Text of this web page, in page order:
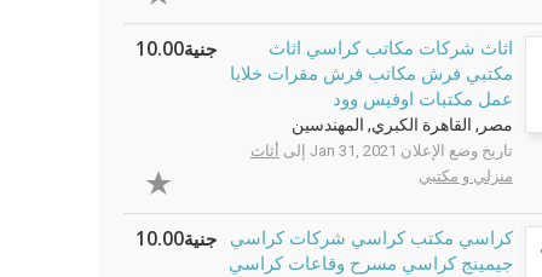
اثاث شركات مكاتب كراسي اثاث
مكتبي فرش مكاتب فرش مقرات خلايا
عمل مكتبات اوفيس وود
مصر, القاهرة الكبري, المهندسين
تاريخ وضع الإعلان Jan 31, 2021 إلى
أثاث
منزلي و مكتبي
جنية10.00
كراسي مكتب كراسي شركات كراسي
جيمينج كراسي مسرح وقاعات كراسي
جنية10.00